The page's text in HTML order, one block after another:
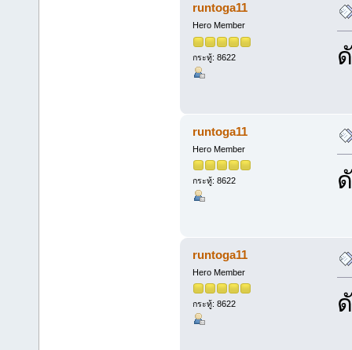
runtoga11
Hero Member
กระทู้: 8622
runtoga11
Hero Member
กระทู้: 8622
runtoga11
Hero Member
กระทู้: 8622